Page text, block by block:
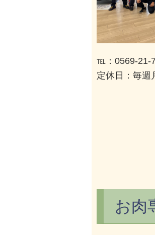
℡：0569-21-
定休日：毎週
お肉